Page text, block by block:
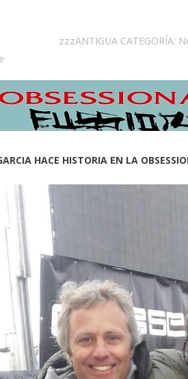
zzzANTIGUA CATEGORÍA:
HACE HISTORIA EN LA